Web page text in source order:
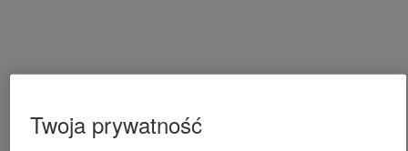
Twoja prywatność